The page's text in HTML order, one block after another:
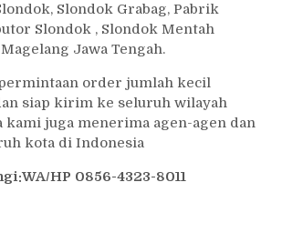
Slondok Grabag, Pabrik
Slondok , Slondok Mentah
Jawa Tengah.
order jumlah kecil
siap kirim ke seluruh wilayah
kami juga menerima agen-agen dan
kota di Indonesia
HP 0856-4323-8011